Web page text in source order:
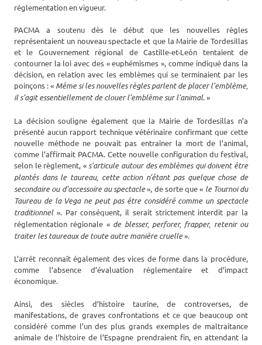
réglementation en vigueur.
PACMA a soutenu dès le début que les nouvelles règles
représentaient un nouveau spectacle et que la Mairie de Tordesillas
et le Gouvernement régional de Castille-et-León tentaient de
contourner la loi avec des « euphémismes », comme indiqué dans la
décision, en relation avec les emblèmes qui se terminaient par les
poinçons : « Même si les nouvelles règles parlent de placer l’emblème,
il s’agit essentiellement de clouer l’emblème sur l’animal. »
La décision souligne également que la Mairie de Tordesillas n’a
présenté aucun rapport technique vétérinaire confirmant que cette
nouvelle méthode ne pouvait pas entraîner la mort de l’animal,
comme l’affirmait PACMA. Cette nouvelle configuration du festival,
selon le règlement, « s’articule autour des emblèmes qui doivent être
plantés dans le taureau, cette action n’étant pas quelque chose de
secondaire ou d’accessoire au spectacle», de sorte que « le Tournoi du
Taureau de la Vega ne peut pas être considéré comme un spectacle
traditionnel». Par conséquent, il serait strictement interdit par la
réglementation régionale « de blesser, perforer, frapper, retenir ou
traiter les taureaux de toute autre manière cruelle».
L’arrêt reconnaît également des vices de forme dans la procédure,
comme l’absence d’évaluation réglementaire et d’impact
économique.
Ainsi, des siècles d’histoire taurine, de controverses, de
manifestations, de graves confrontations et ce que beaucoup ont
considéré comme l’un des plus grands exemples de maltraitance
animale de l’histoire de l’Espagne prendraient fin, en attendant la